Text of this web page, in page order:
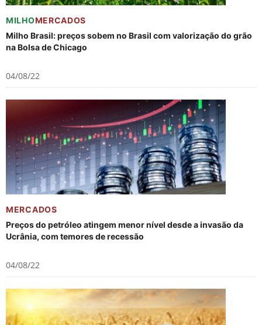
MILHOMERCADOS
Milho Brasil: preços sobem no Brasil com valorização do grão
na Bolsa de Chicago
04/08/22
MERCADOS
Preços do petróleo atingem menor nível desde a invasão da
Ucrânia, com temores de recessão
04/08/22